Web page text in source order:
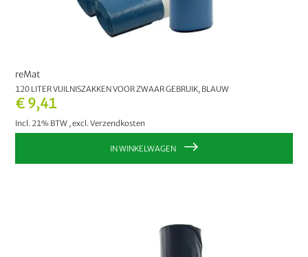
€ 9,41
Incl. 21% BTW ,excl.Verzendkosten
reMat
120 LITER VUILNISZAKKEN VOOR ZWAAR GEBRUIK, BLAUW
IN WINKELWAGEN